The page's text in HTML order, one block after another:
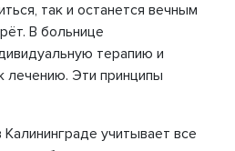
так и останется вечным
В больнице
терапию и
лечению. Эти принципы
учитывает все